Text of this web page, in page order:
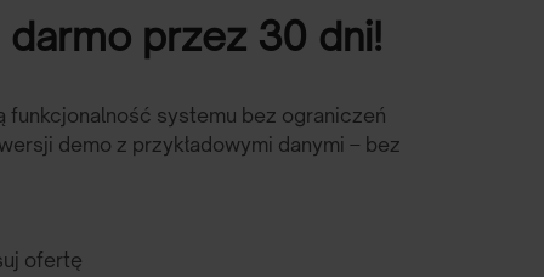
przez 30 dni!
funkcjonalność systemu bez ograniczeń
demo z przykładowymi danymi – bez
ofertę